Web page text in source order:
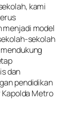
kami
menjadi model
sekolah
dan
pendidikan
Kapolda Metro